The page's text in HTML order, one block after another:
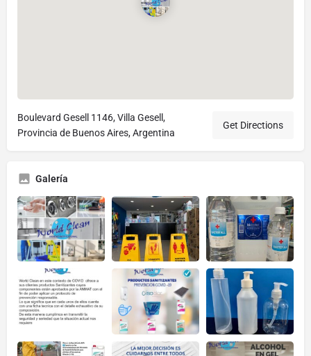
Boulevard Gesell 1146, Villa Gesell,
Provincia de Buenos Aires, Argentina
Get Directions
Galería